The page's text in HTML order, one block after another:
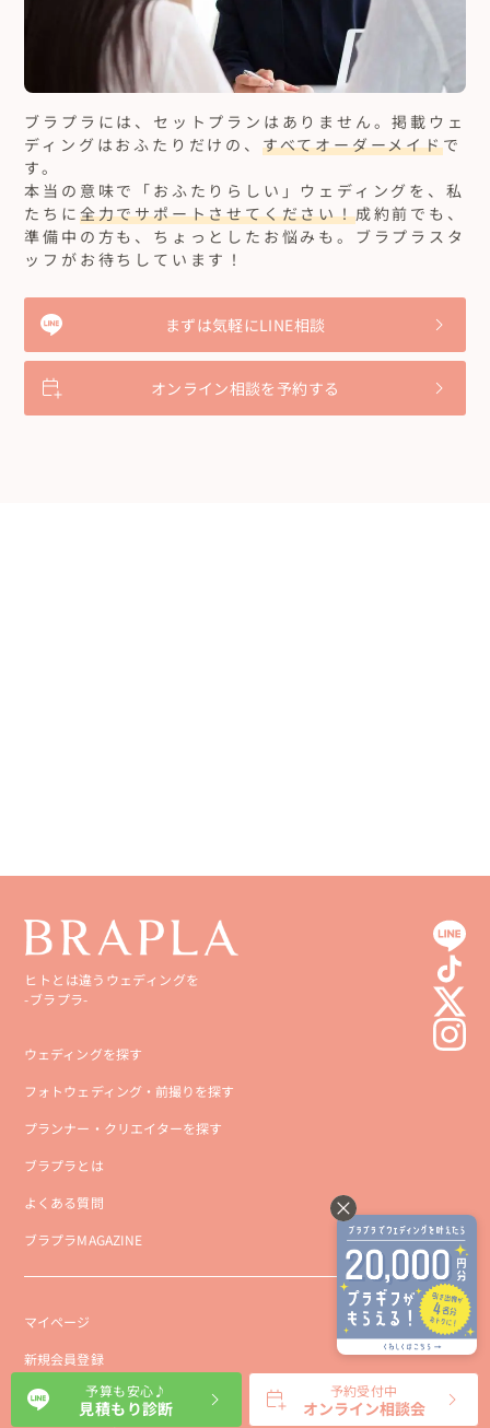
ブラプラには、セットプランはありません。掲載ウェ
ディングはおふたりだけの、 すべてオーダーメイドで
す。
本当の意味で「おふたりらしい」ウェディングを、私
たちに 全力でサポートさせてください！成約前でも、
準備中の方も、ちょっとしたお悩みも。ブラプラスタ
ッフがお待ちしています！
まずは気軽にLINE相談
オンライン相談を予約する
ヒトとは違うウェディングを
-ブラプラ-
ウェディングを探す
フォトウェディング・前撮りを探す
プランナー・クリエイターを探す
ブラプラとは
よくある質問
ブラプラMAGAZINE
マイページ
新規会員登録
会社概要
予算も安心♪
見積もり診断
予約受付中
オンライン相談会